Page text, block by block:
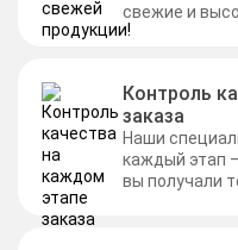
свежие и
Контроль
заказа
Наши
каждый этап
вы получали